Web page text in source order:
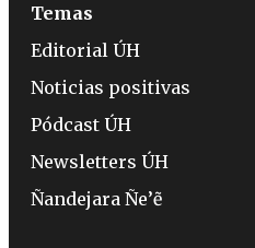
Temas
Editorial ÚH
Noticias positivas
Pódcast ÚH
Newsletters ÚH
Ñandejara Ñe’ẽ